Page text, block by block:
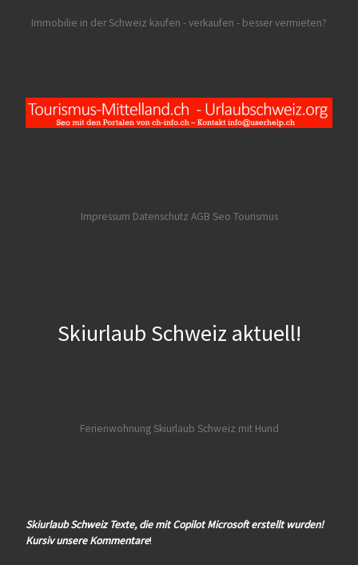
Immobilie in der Schweiz kaufen - verkaufen - besser vermieten?
Impressum Datenschutz AGB Seo Tourismus
Skiurlaub Schweiz aktuell!
Ferienwohnung Skiurlaub Schweiz mit Hund
Skiurlaub Schweiz Texte, die mit Copilot Microsoft erstellt wurden!
Kursiv unsere Kommentare!